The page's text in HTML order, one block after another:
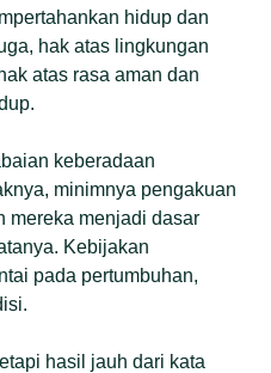
hidup dan
hak atas lingkungan
atas rasa aman dan
keberadaan
minimnya pengakuan
mereka menjadi dasar
Kebijakan
pada pertumbuhan,
hasil jauh dari kata